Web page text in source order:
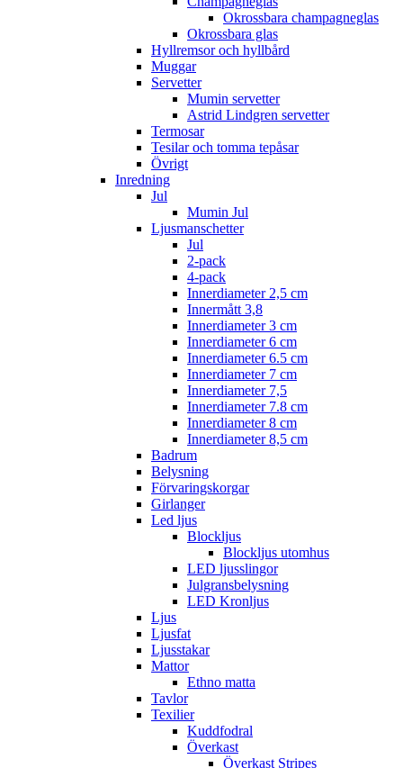
Okrossbara champagneglas
Okrossbara glas
Hyllremsor och hyllbård
Muggar
Servetter
Mumin servetter
Astrid Lindgren servetter
Termosar
Tesilar och tomma tepåsar
Övrigt
Inredning
Jul
Mumin Jul
Ljusmanschetter
Jul
2-pack
4-pack
Innerdiameter 2,5 cm
Innermått 3,8
Innerdiameter 3 cm
Innerdiameter 6 cm
Innerdiameter 6.5 cm
Innerdiameter 7 cm
Innerdiameter 7,5
Innerdiameter 7.8 cm
Innerdiameter 8 cm
Innerdiameter 8,5 cm
Badrum
Belysning
Förvaringskorgar
Girlanger
Led ljus
Blockljus
Blockljus utomhus
LED ljusslingor
Julgransbelysning
LED Kronljus
Ljus
Ljusfat
Ljusstakar
Mattor
Ethno matta
Tavlor
Texilier
Kuddfodral
Överkast
Överkast Stripes